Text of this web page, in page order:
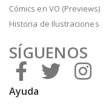
Cómics en VO (Previews)
Historia de Ilustraciones
SÍGUENOS
Ayuda